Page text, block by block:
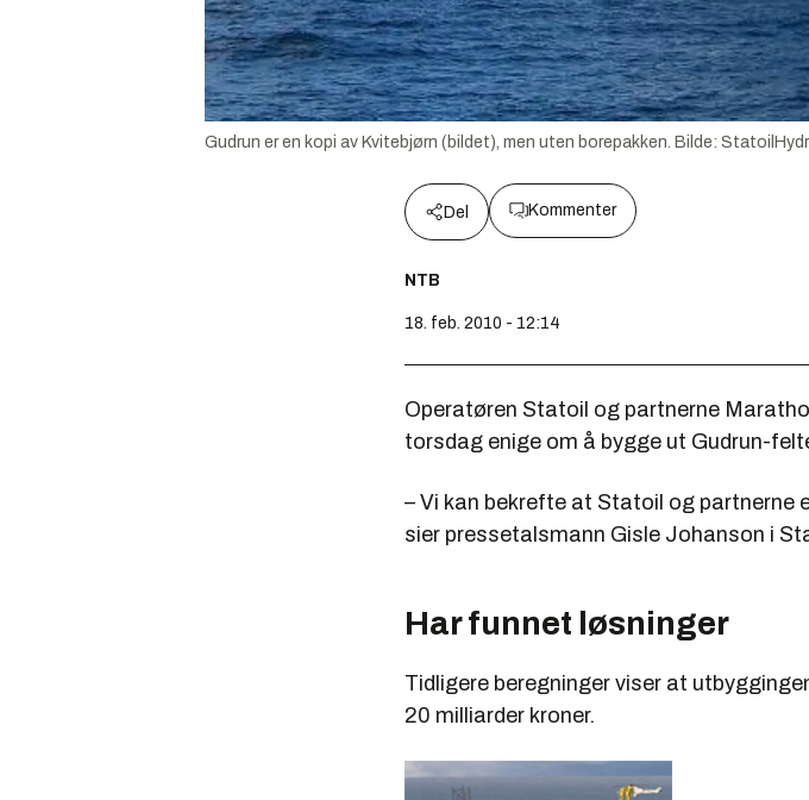
Gudrun er en kopi av Kvitebjørn (bildet), men uten borepakken. Bilde:
Del Kommenter
NTB
18. feb. 2010 - 12:14
Operatøren Statoil og partnerne
torsdag enige om å bygge ut Gudrun-
– Vi kan bekrefte at Statoil og partnerne
sier pressetalsmann Gisle Johanson i
Har funnet løsninger
Tidligere beregninger viser at
20 milliarder kroner.